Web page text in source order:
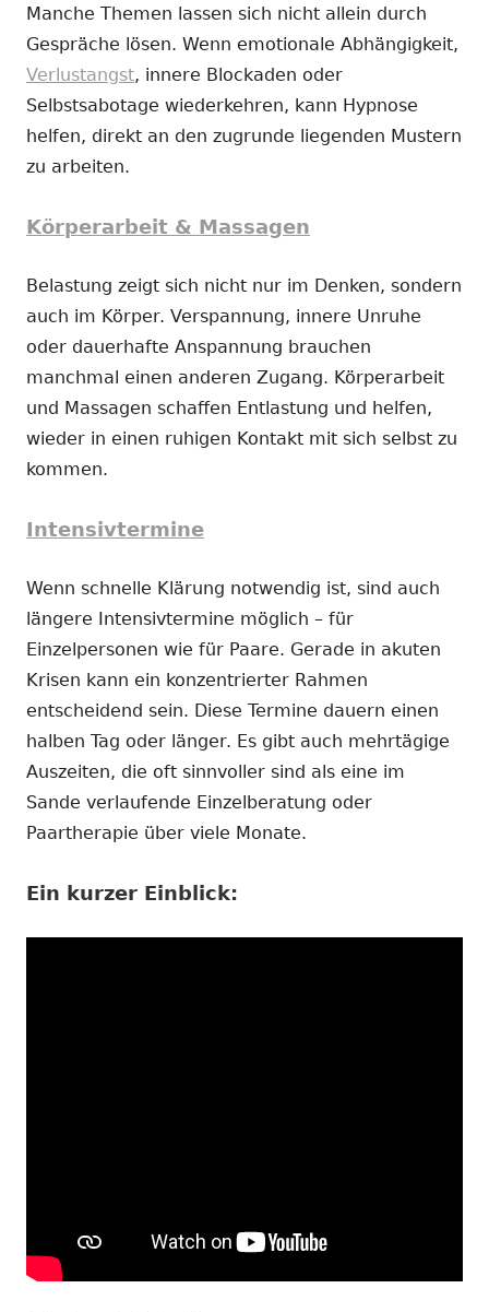
Manche Themen lassen sich nicht allein durch
Gespräche lösen. Wenn emotionale Abhängigkeit,
Verlustangst, innere Blockaden oder
Selbstsabotage wiederkehren, kann Hypnose
helfen, direkt an den zugrunde liegenden Mustern
zu arbeiten.
Körperarbeit & Massagen
Belastung zeigt sich nicht nur im Denken, sondern
auch im Körper. Verspannung, innere Unruhe
oder dauerhafte Anspannung brauchen
manchmal einen anderen Zugang. Körperarbeit
und Massagen schaffen Entlastung und helfen,
wieder in einen ruhigen Kontakt mit sich selbst zu
kommen.
Intensivtermine
Wenn schnelle Klärung notwendig ist, sind auch
längere Intensivtermine möglich – für
Einzelpersonen wie für Paare. Gerade in akuten
Krisen kann ein konzentrierter Rahmen
entscheidend sein. Diese Termine dauern einen
halben Tag oder länger. Es gibt auch mehrtägige
Auszeiten, die oft sinnvoller sind als eine im
Sande verlaufende Einzelberatung oder
Paartherapie über viele Monate.
Ein kurzer Einblick: